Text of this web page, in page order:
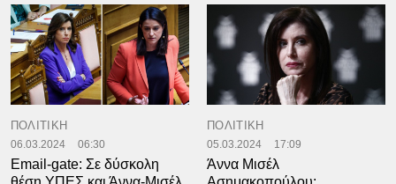
ΠΟΛΙΤΙΚΗ
06.03.2024 06:30
Email-gate: Σε δύσκολη
ΠΟΛΙΤΙΚΗ
05.03.2024 17:09
Άννα Μισέλ